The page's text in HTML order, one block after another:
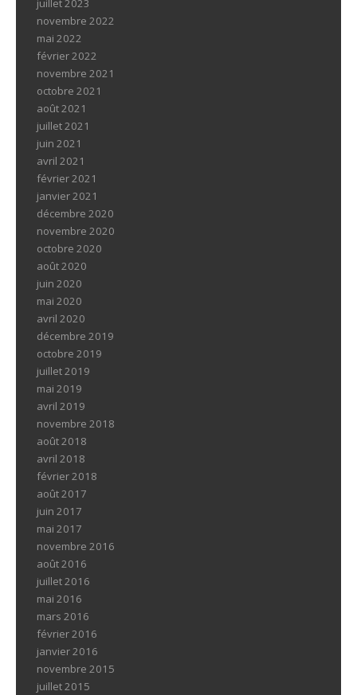
juillet 2023
novembre 2022
mai 2022
février 2022
novembre 2021
octobre 2021
août 2021
juillet 2021
juin 2021
avril 2021
février 2021
janvier 2021
décembre 2020
novembre 2020
octobre 2020
août 2020
juin 2020
mai 2020
avril 2020
décembre 2019
octobre 2019
juillet 2019
mai 2019
avril 2019
novembre 2018
août 2018
avril 2018
février 2018
août 2017
juin 2017
mai 2017
novembre 2016
août 2016
juillet 2016
mai 2016
mars 2016
février 2016
janvier 2016
novembre 2015
juillet 2015